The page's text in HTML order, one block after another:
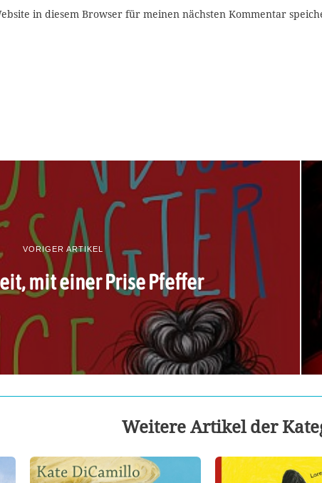
in diesem Browser für meinen nächsten Kommentar
VORIGER ARTIKEL
mit einer Prise Pfeffer
Weitere Artikel der